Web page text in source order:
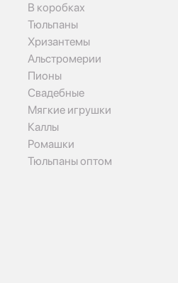
В коробках
Тюльпаны
Хризантемы
Альстромерии
Пионы
Свадебные
Мягкие игрушки
Каллы
Ромашки
Тюльпаны оптом